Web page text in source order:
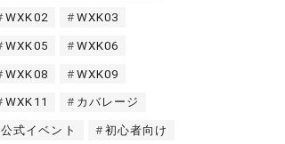
WXK02 WXK03
WXK05 WXK06
WXK08 WXK09
WXK11 カバレージ
公式イベント 初心者向け